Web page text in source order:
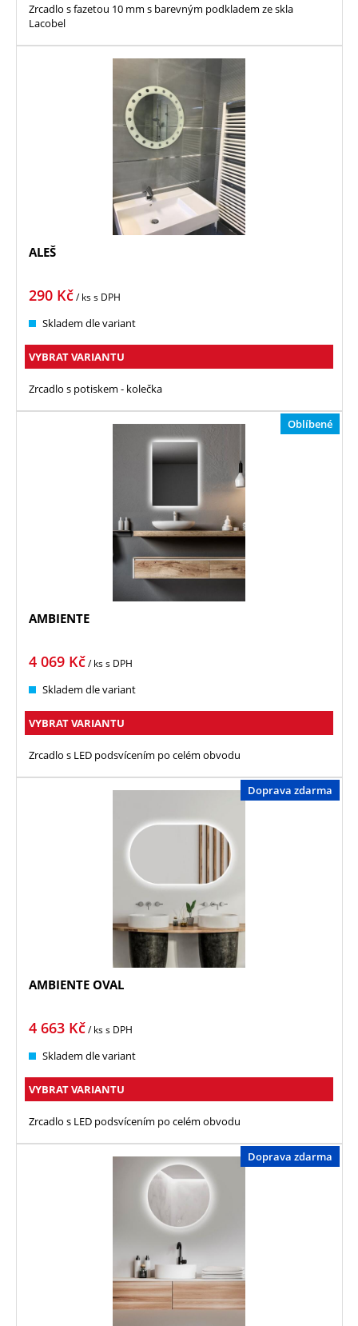
Zrcadlo s fazetou 10 mm s barevným podkladem ze skla
Lacobel
ALEŠ
290 Kč/ kss DPH
Skladem dle variant
VYBRAT VARIANTU
Zrcadlo s potiskem - kolečka
Oblíbené
AMBIENTE
4 069 Kč/ kss DPH
Skladem dle variant
VYBRAT VARIANTU
Zrcadlo s LED podsvícením po celém obvodu
Doprava zdarma
AMBIENTE OVAL
4 663 Kč/ kss DPH
Skladem dle variant
VYBRAT VARIANTU
Zrcadlo s LED podsvícením po celém obvodu
Doprava zdarma